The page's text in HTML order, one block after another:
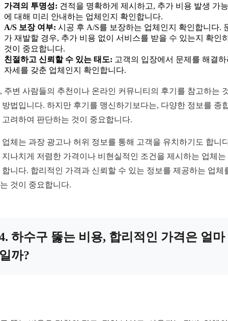
가격의 투명성: 견적을 명확하게 제시하고, 추가 비용 발생 가
에 대해 미리 안내하는 업체인지 확인합니다.
A/S 보장 여부: 시공 후 A/S를 보장하는 업체인지 확인합니다.
가 재발할 경우, 추가 비용 없이 서비스를 받을 수 있는지 확인
것이 중요합니다.
친절하고 신뢰할 수 있는 태도: 고객의 입장에서 문제를 해결
자세를 갖춘 업체인지 확인합니다.
주변 사람들의 추천이나 온라인 커뮤니티의 후기를 참고하는
방법입니다. 하지만 후기를 맹신하기보다는, 다양한 정보를 종
고려하여 판단하는 것이 중요합니다.
업체는 과장 광고나 허위 정보를 통해 고객을 유치하기도 합니
지나치게 저렴한 가격이나 비현실적인 조건을 제시하는 업체는
합니다. 합리적인 가격과 신뢰할 수 있는 정보를 제공하는 업체
것이 중요합니다.
하수구 뚫는 비용, 합리적인 가격은 얼마
까?